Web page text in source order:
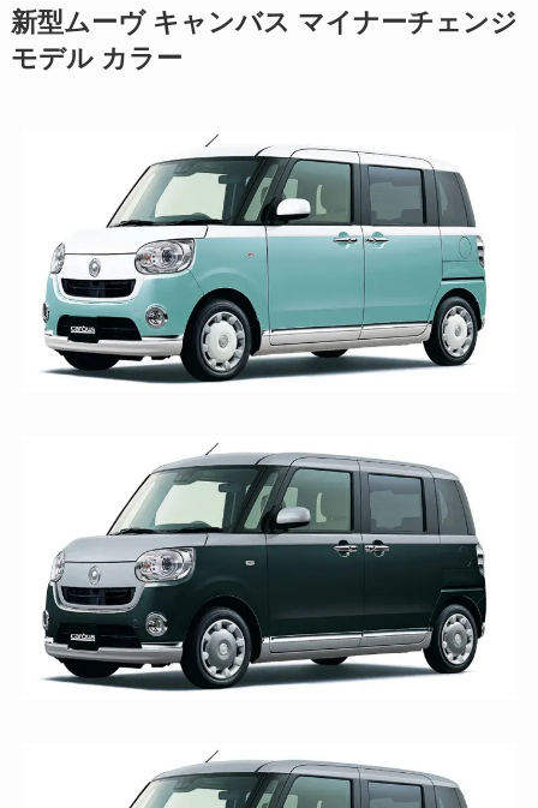
新型ムーヴ キャンバス マイナーチェンジ
モデル カラー